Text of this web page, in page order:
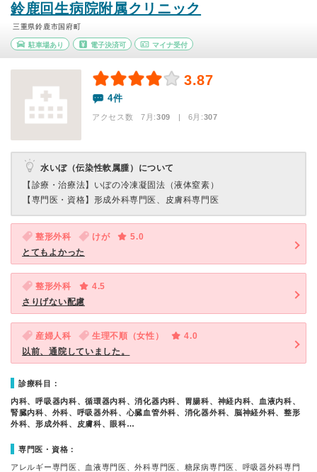
鈴鹿回生病院附属クリニック
三重県鈴鹿市国府町
駐車場あり 電子決済可 マイナ受付
3.87
4件
アクセス数 7月:309 | 6月:307
水いぼ（伝染性軟属腫）について
【診療・治療法】 いぼの冷凍凝固法（液体窒素）
【専門医・資格】 形成外科専門医、皮膚科専門医
整形外科 けが
5.0
とてもよかった
整形外科
4.5
さりげない配慮
産婦人科 生理不順（女性）
4.0
以前、通院していました。
診療科目：
内科、呼吸器内科、循環器内科、消化器内科、胃腸科、神経内科、血液内科、
腎臓内科、外科、呼吸器外科、心臓血管外科、消化器外科、脳神経外科、整形
外科、形成外科、皮膚科、眼科…
専門医・資格：
アレルギー専門医、血液専門医、外科専門医、糖尿病専門医、呼吸器外科専門